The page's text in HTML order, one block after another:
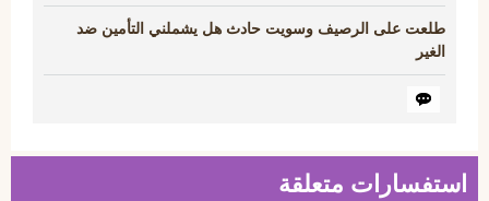
طلعت على الرصيف وسويت حادث هل يشملني التأمين ضد
الغير
استفسارات متعلقة